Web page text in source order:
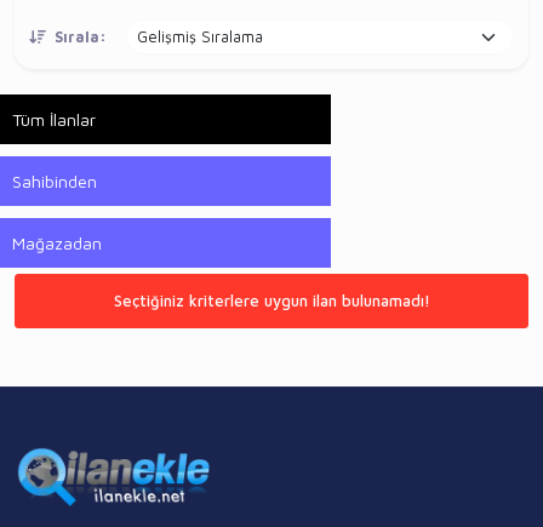
Sırala:
Tüm İlanlar
Sahibinden
Mağazadan
Seçtiğiniz kriterlere uygun ilan bulunamadı!